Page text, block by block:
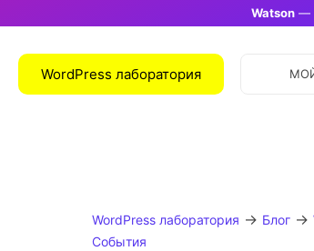
Watson —
WordPress лаборатория МОЙ
WordPress лаборатория → Блог→
События